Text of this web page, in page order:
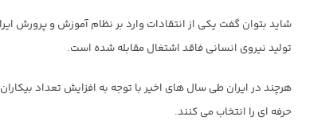
شاید بتوان گفت یکی از انتقادات وارد بر نظام آموزش و پرورش
تولید نیروی انسانی فاقد اشتغال مقابله شده است.
حرفه ای را انتخاب می کنند.